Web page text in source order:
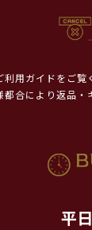
利用ガイドをご
合により返品・
平